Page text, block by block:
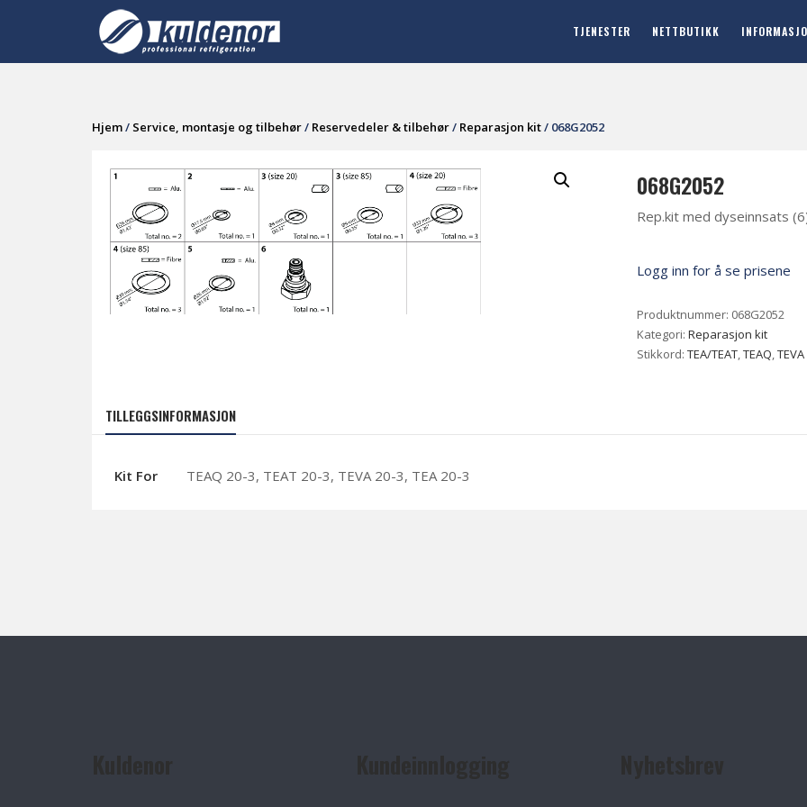
TJENESTER NETTBUTIKK
Hjem/ Service, montasje og tilbehør/ Reservedeler & tilbehør/ Reparasjon kit/ 068G2052
068G2052
Rep.kit med dyseinnsats
Logg inn for å se prisene
Produktnummer: 068G2052
Kategori:Reparasjon kit
Stikkord:TEA/TEAT,TEAQ,TEVA
TILLEGGSINFORMASJON
Kit For TEAQ 20-3, TEAT 20-3, TEVA 20-3, TEA 20-3